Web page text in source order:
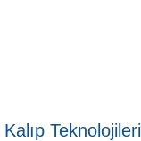
Kalıp Teknolojileri